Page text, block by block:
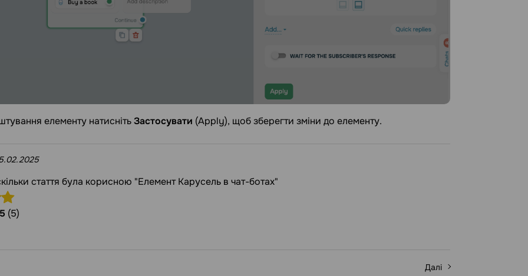
елементу натиснітьЗастосувати (Apply), щоб зберегти зміни до елементу.
стаття була корисною "Елемент Карусель в чат-ботах"
5 (5)
Далі